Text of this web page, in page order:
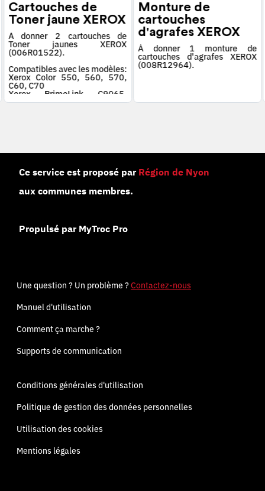
Cartouches de
Toner jaune XEROX
À donner 2 cartouches de
Toner jaunes XEROX
(006R01522).
Compatibles avec les modèles:
Xerox Color 550, 560, 570,
C60, C70
Xerox PrimeLink C9065,
C9070
Monture de
cartouches
d'agrafes XEROX
À donner 1 monture de
cartouches d'agrafes XEROX
(008R12964).
Ce service est proposé par Région de Nyon
aux communes membres.
Propulsé par MyTroc Pro
Une question ? Un problème ?Contactez-nous
Manuel d'utilisation
Comment ça marche ?
Supports de communication
Conditions générales d'utilisation
Politique de gestion des données personnelles
Utilisation des cookies
Mentions légales